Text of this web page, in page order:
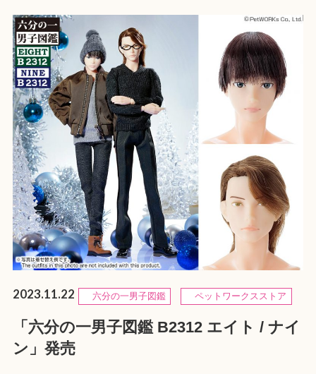
2023.11.22 六分の一男子図鑑 ペットワークスストア
「六分の一男子図鑑 B2312 エイト / ナイ
ン」発売